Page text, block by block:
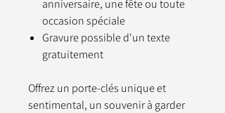
anniversaire, une fête ou toute
occasion spéciale
Gravure possible d'un texte
gratuitement
Offrez un porte-clés unique et
sentimental, un souvenir à garder